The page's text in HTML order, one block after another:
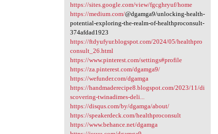
https://sites.google.com/view/fgcghryuf/home
https://medium.com/@dgamga9/unlocking-health-
potential-exploring-the-realm-of-healthproconsult-
374afdad1923
https://ftdyufyur.blogspot.com/2024/05/healthpro
consult_26.html
https://www.pinterest.com/settings#profile
https://za.pinterest.com/dgamga9/
https://wefunder.com/dgamga
https://handmaderecipe8.blogspot.com/2023/11/di
scovering-twinadimes-deli...
https://disqus.com/by/dgamga/about/
https://speakerdeck.com/healthproconsult
https://www.behance.net/dgamga